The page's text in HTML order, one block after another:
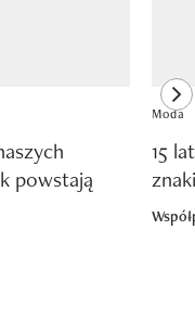
powstają
Moda
15